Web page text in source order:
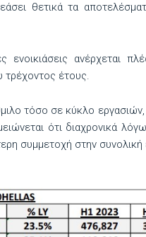
θετικά τα
ανέρχεται
τρέχοντος έτους.
τόσο σε κύκλο εργασιών,
ότι διαχρονικά
συμμετοχή στην